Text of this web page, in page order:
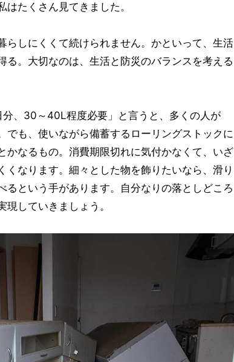
たくさん見てきました。
らしにくくて続けられません。かといって、生活
。大切なのは、生活と防災のバランスを考える
、30～40L程度必要」と言うと、多くの人が
でも、使いながら備蓄するローリングストックに
かなるもの。消費期限切れに気付かなくて、いざ
くなります。細々とした物を飾りたいなら、滑り
という手があります。自分なりの落としどころ
していきましょう。